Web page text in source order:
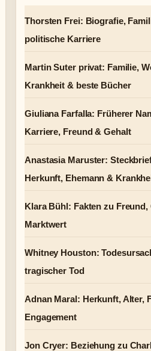
Thorsten Frei: Biografie,
politische Karriere
Martin Suter privat: Familie,
Krankheit & beste Bücher
Giuliana Farfalla: Früherer
Karriere, Freund & Gehalt
Anastasia Maruster:
Herkunft, Ehemann &
Klara Bühl: Fakten zu Freund,
Marktwert
Whitney Houston:
tragischer Tod
Adnan Maral: Herkunft, Alter,
Engagement
Jon Cryer: Beziehung zu